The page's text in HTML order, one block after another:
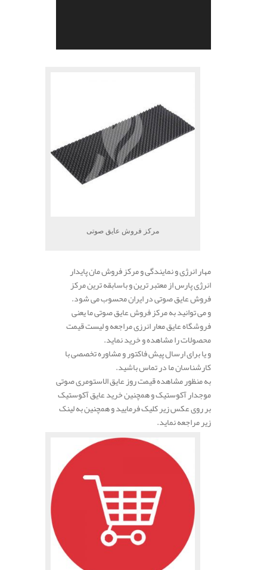
مرکز فروش عایق صوتی
مهار انرژی و نمایندگی و مرکز فروش مان پایدار
انرژی پارس از معتبر ترین و باسابقه ترین مرکز
فروش عایق صوتی در ایران محسوب می شود.
و می توانید به مرکز فروش عایق صوتی ما یعنی
فروشگاه عایق معار انرزی مراجعه و لیست قیمت
محصولات را مشاهده و خرید نماید.
و یا برای ارسال پیش فاکتور و مشاوره تخصصی با
کارشناسان ما در تماس باشید.
به منظور مشاهده قیمت روز عایق الاستومری صوتی
موجدار آکوستیک و همچنین خرید عایق آکوستیک
بر روی عکس زیر کلیک فرمایید و همچنین به لینک
زیر مراجعه نماید.